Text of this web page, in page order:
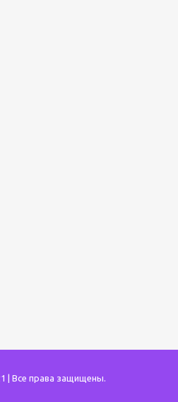
| Все права защищены.